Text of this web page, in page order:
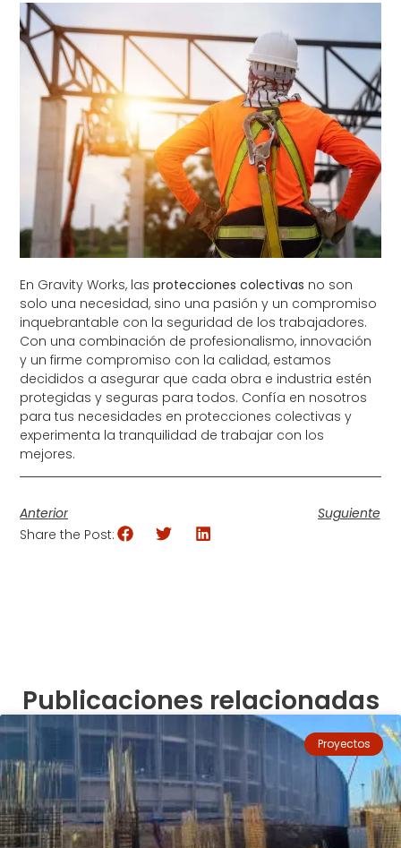
En Gravity Works, lasprotecciones colectivas no son
solo una necesidad, sino una pasión y un compromiso
inquebrantable con la seguridad de los trabajadores.
Con una combinación de profesionalismo, innovación
y un firme compromiso con la calidad, estamos
decididos a asegurar que cada obra e industria estén
protegidas y seguras para todos. Confía en nosotros
para tus necesidades en protecciones colectivas y
experimenta la tranquilidad de trabajar con los
mejores.
Anterior
Suguiente
Share the Post:
Publicaciones relacionadas
Proyectos